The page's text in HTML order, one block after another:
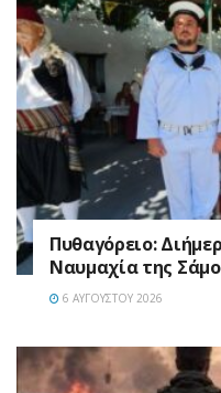
Πυθαγόρειο:
Ναυμαχία της
6 ΑΥΓΟΎΣΤΟΥ 2026